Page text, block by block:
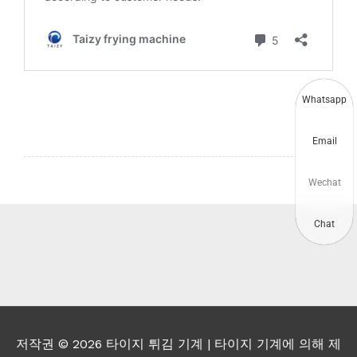
저작권 © 2026 타이지 튀김 기계 | 타이지 기계에 의해 제
Whatsapp
Email
Wechat
Chat